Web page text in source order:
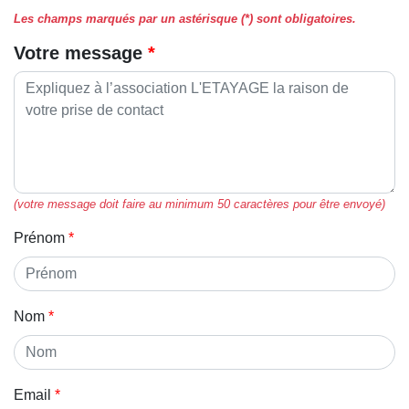
Les champs marqués par un astérisque (*) sont obligatoires.
Votre message
(votre message doit faire au minimum 50 caractères pour être envoyé)
Prénom
Nom
Email